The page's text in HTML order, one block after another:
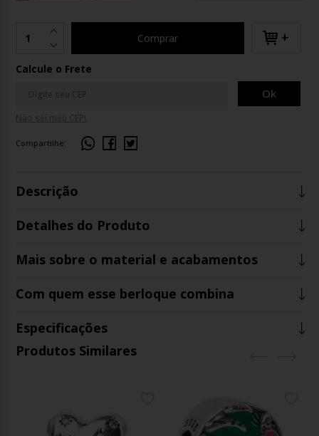
Comprar +
Calcule o Frete
Ok
Compartilhe:
Descrição
Detalhes do Produto
Mais sobre o material e acabamentos
Com quem esse berloque combina
Especificações
Produtos Similares